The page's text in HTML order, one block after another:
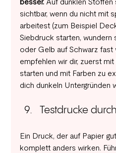
besser. Auf dunklen Stoffen
sichtbar, wenn du nicht mit
arbeitest (zum Beispiel
Siebdruck starten, wundern
oder Gelb auf Schwarz fast
empfehlen wir dir, zuerst
starten und mit Farben zu
dich dunkeln Untergründen
Testdrucke
Ein Druck, der auf Papier
komplett anders wirken.